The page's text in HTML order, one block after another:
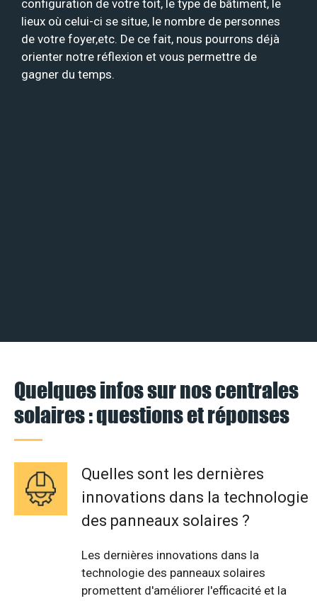
configuration de votre toit, le type de bâtiment, le
lieux où celui-ci se situe, le nombre de personnes
de votre foyer,etc. De ce fait, nous pourrons déjà
orienter notre réflexion et vous permettre de
gagner du temps.
Quelques infos sur nos centrales
solaires : questions et réponses
Quelles sont les dernières
innovations dans la technologie
des panneaux solaires ?
Les dernières innovations dans la
technologie des panneaux solaires
promettent d'améliorer l'efficacité et la